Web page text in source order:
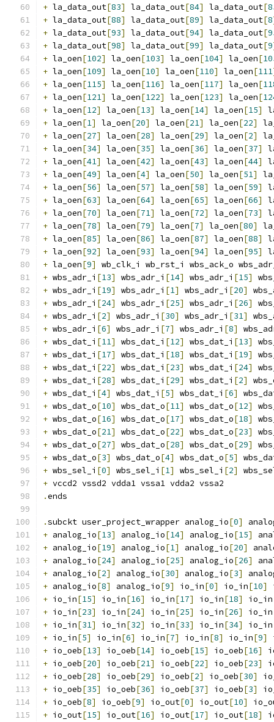
+ la_data_out[83] la_data_out[84] la_data_out[
+ la_data_out[88] la_data_out[89] la_data_out[8
+ la_data_out[93] la_data_out[94] la_data_out[
+ la_data_out[98] la_data_out[99] la_data_out[9
+ la_oen[102] la_oen[103] la_oen[104] la_oen[
+ la_oen[109] la_oen[10] la_oen[110] la_oen[111
+ la_oen[115] la_oen[116] la_oen[117] la_oen[
+ la_oen[121] la_oen[122] la_oen[123] la_oen[
+ la_oen[12] la_oen[13] la_oen[14] la_oen[15]
+ la_oen[1] la_oen[20] la_oen[21] la_oen[22]
+ la_oen[27] la_oen[28] la_oen[29] la_oen[2]
+ la_oen[34] la_oen[35] la_oen[36] la_oen[37]
+ la_oen[41] la_oen[42] la_oen[43] la_oen[44]
+ la_oen[49] la_oen[4] la_oen[50] la_oen[51]
+ la_oen[56] la_oen[57] la_oen[58] la_oen[59]
+ la_oen[63] la_oen[64] la_oen[65] la_oen[66]
+ la_oen[70] la_oen[71] la_oen[72] la_oen[73]
+ la_oen[78] la_oen[79] la_oen[7] la_oen[80]
+ la_oen[85] la_oen[86] la_oen[87] la_oen[88]
+ la_oen[92] la_oen[93] la_oen[94] la_oen[95]
+ la_oen[9]
wb_clk_i wb_rst_i wbs_ack_o
+ wbs_adr_i [13] wbs_adr_i [14] wbs_adr_i [15]
+ wbs_adr_i [19] wbs_adr_i [1] wbs_adr_i [20]
+ wbs_adr_i [24] wbs_adr_i [25] wbs_adr_i [26]
+ wbs_adr_i [2] wbs_adr_i [30] wbs_adr_i [31]
+ wbs_adr_i [6] wbs_adr_i [7] wbs_adr_i [8]
+ wbs_dat_i [11] wbs_dat_i [12] wbs_dat_i [13]
+ wbs_dat_i [17] wbs_dat_i [18] wbs_dat_i [19]
+ wbs_dat_i [22] wbs_dat_i [23] wbs_dat_i [24]
+ wbs_dat_i [28] wbs_dat_i [29] wbs_dat_i [2]
+ wbs_dat_i [4] wbs_dat_i [5] wbs_dat_i [6]
+ wbs_dat_o[10] wbs_dat_o[11] wbs_dat_o[12]
+ wbs_dat_o[16] wbs_dat_o[17] wbs_dat_o[18]
+ wbs_dat_o[21] wbs_dat_o[22] wbs_dat_o[23]
+ wbs_dat_o[27] wbs_dat_o[28] wbs_dat_o[29]
+ wbs_dat_o[3] wbs_dat_o[4] wbs_dat_o[5]
+ wbs_sel_i [0] wbs_sel_i [1] wbs_sel_i [2]
+ vccd2 vssd2 vdda1 vssa1 vdda2 vssa2
.ends
.subckt user_project_wrapper analog_io[0]
+ analog_io[13] analog_io[14] analog_io[15]
+ analog_io[19] analog_io[1] analog_io[20]
+ analog_io[24] analog_io[25] analog_io[26]
+ analog_io[2] analog_io[30] analog_io[3]
+ analog_io[8] analog_io[9] io_in[0] io_in[10]
+ io_in[15] io_in[16] io_in[17] io_in[18] io_in
+ io_in[23] io_in[24] io_in[25] io_in[26] io_in
+ io_in[31] io_in[32] io_in[33] io_in[34] io_in
+ io_in[5] io_in[6] io_in[7] io_in[8] io_in[9]
+ io_oeb[13] io_oeb[14] io_oeb[15] io_oeb[16]
+ io_oeb[20] io_oeb[21] io_oeb[22] io_oeb[23]
+ io_oeb[28] io_oeb[29] io_oeb[2] io_oeb[30]
+ io_oeb[35] io_oeb[36] io_oeb[37] io_oeb[3]
+ io_oeb[8] io_oeb[9] io_out[0] io_out[10]
+ io_out[15] io_out[16] io_out[17] io_out[18]